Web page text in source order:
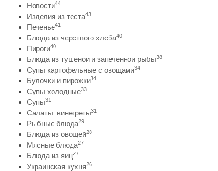
Новости44
Изделия из теста43
Печенье41
Блюда из черствого хлеба40
Пироги40
Блюда из тушеной и запеченной рыбы38
Супы картофельные с овощами34
Булочки и пирожки34
Супы холодные33
Супы31
Салаты, винегреты31
Рыбные блюда29
Блюда из овощей28
Мясные блюда27
Блюда из яиц27
Украинская кухня26